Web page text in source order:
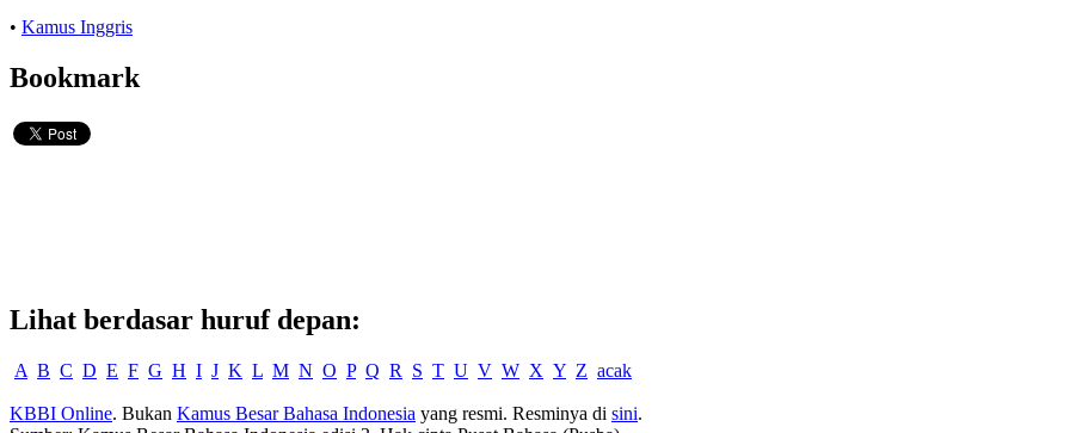
• Kamus Inggris
Bookmark
Lihat berdasar huruf depan:
A B C D E F G H I J K L M N O P Q R S T U V W X Y Z acak
KBBI Online. Bukan Kamus Besar Bahasa Indonesia yang resmi. Resminya di sini.